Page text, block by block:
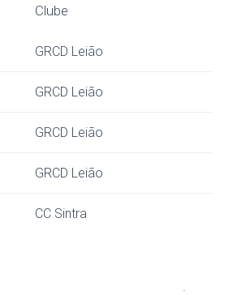
Clube
GRCD Leião
GRCD Leião
GRCD Leião
GRCD Leião
CC Sintra
.